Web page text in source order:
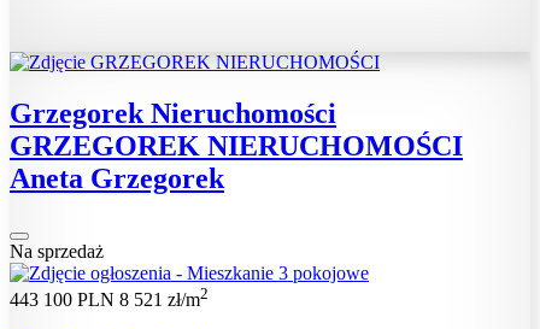
Grzegorek Nieruchomości
GRZEGOREK NIERUCHOMOŚCI
Aneta Grzegorek
Na sprzedaż
443 100 PLN 8 521 zł/m2